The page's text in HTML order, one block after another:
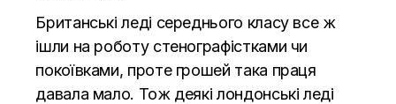
Британські леді середнього класу все ж
ішли на роботу стенографістками чи
покоївками, проте грошей така праця
давала мало. Тож деякі лондонські леді